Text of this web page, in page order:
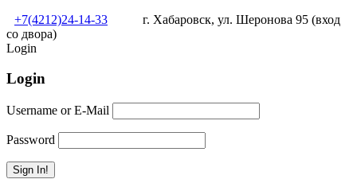
+7(4212)24-14-33
г. Хабаровск, ул. Шеронова 95 (вход
со двора)
Login
Login
Username or E-Mail
Password